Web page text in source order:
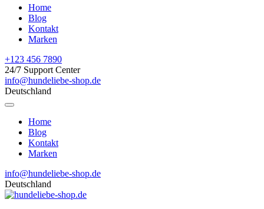
Home
Blog
Kontakt
Marken
+123 456 7890
24/7 Support Center
info@hundeliebe-shop.de
Deutschland
Home
Blog
Kontakt
Marken
info@hundeliebe-shop.de
Deutschland